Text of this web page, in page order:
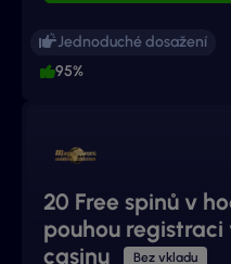
Jednoduché dosažení
95%
20 Free spinů v
pouhou
casinu
Bez vkladu